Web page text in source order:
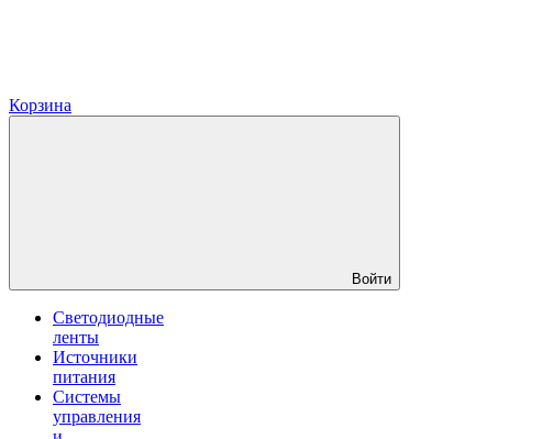
Корзина
Войти
Светодиодные
ленты
Источники
питания
Системы
управления